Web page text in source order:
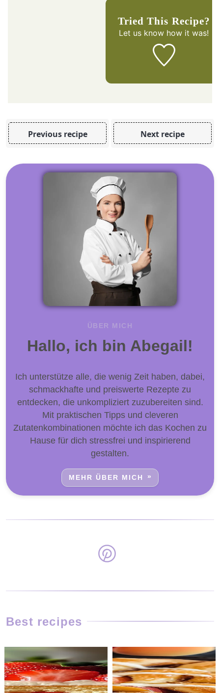
Tried This Recipe?
Let us know how it was!
Previous recipe Next recipe
ÜBER MICH
Hallo, ich bin Abegail!
Ich unterstütze alle, die wenig Zeit haben, dabei,
schmackhafte und preiswerte Rezepte zu
entdecken, die unkompliziert zuzubereiten sind.
Mit praktischen Tipps und cleveren
Zutatenkombinationen möchte ich das Kochen zu
Hause für dich stressfrei und inspirierend
gestalten.
MEHR ÜBER MICH
Best recipes